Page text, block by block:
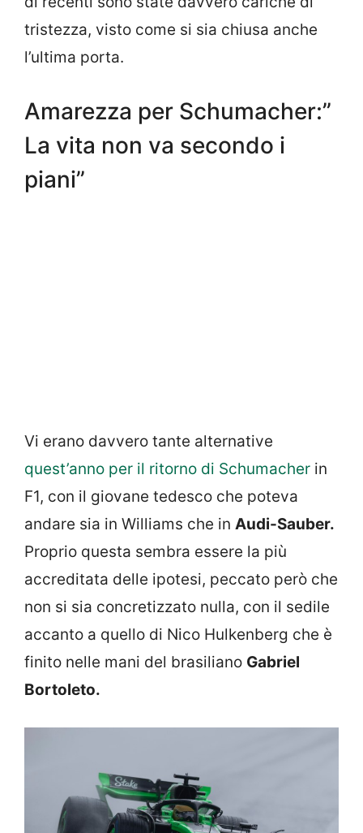
tristezza, visto come si sia chiusa anche
l’ultima porta.
Amarezza per Schumacher:”
La vita non va secondo i
piani”
Vi erano davvero tante alternative
quest’anno per il ritorno di Schumacher in
F1, con il giovane tedesco che poteva
andare sia in Williams che in Audi-Sauber.
Proprio questa sembra essere la più
accreditata delle ipotesi, peccato però che
non si sia concretizzato nulla, con il sedile
accanto a quello di Nico Hulkenberg che è
finito nelle mani del brasiliano Gabriel
Bortoleto.